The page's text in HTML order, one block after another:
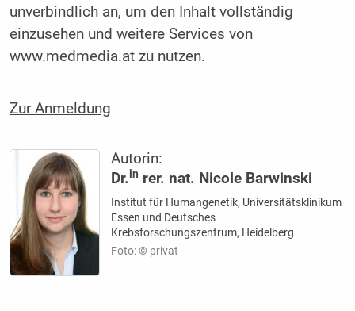
unverbindlich an, um den Inhalt vollständig
einzusehen und weitere Services von
www.medmedia.at zu nutzen.
Zur Anmeldung
Autorin:
Dr.in rer. nat. Nicole Barwinski
Institut für Humangenetik, Universitätsklinikum
Essen und Deutsches
Krebsforschungszentrum, Heidelberg
Foto: © privat